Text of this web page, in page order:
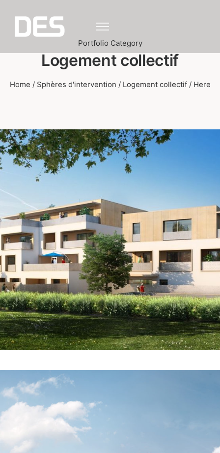
Portfolio Category
Logement collectif
Home / Sphères d'intervention / Logement collectif/ Here
COURANT FAIBLE·COURANT FORT·GÉNIE CLIMATIQUE·
LOGEMENT COLLECTIF·MAINTENANCE·TOUTES